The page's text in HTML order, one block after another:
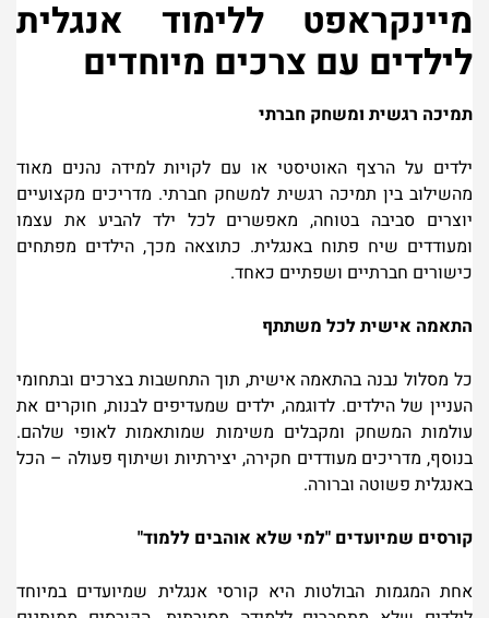
מיינקראפט ללימוד אנגלית
לילדים עם צרכים מיוחדים
תמיכה רגשית ומשחק חברתי
ילדים על הרצף האוטיסטי או עם לקויות למידה נהנים מאוד
מהשילוב בין תמיכה רגשית למשחק חברתי. מדריכים מקצועיים
יוצרים סביבה בטוחה, מאפשרים לכל ילד להביע את עצמו
ומעודדים שיח פתוח באנגלית. כתוצאה מכך, הילדים מפתחים
כישורים חברתיים ושפתיים כאחד.
התאמה אישית לכל משתתף
כל מסלול נבנה בהתאמה אישית, תוך התחשבות בצרכים ובתחומי
העניין של הילדים. לדוגמה, ילדים שמעדיפים לבנות, חוקרים את
עולמות המשחק ומקבלים משימות שמותאמות לאופי שלהם.
בנוסף, מדריכים מעודדים חקירה, יצירתיות ושיתוף פעולה – הכל
באנגלית פשוטה וברורה.
קורסים שמיועדים "למי שלא אוהבים ללמוד"
אחת המגמות הבולטות היא קורסי אנגלית שמיועדים במיוחד